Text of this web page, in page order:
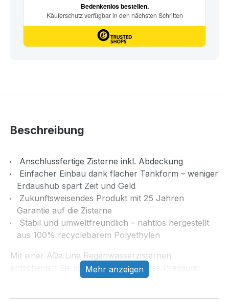
Beschreibung
Anschlussfertige Zisterne inkl. Abdeckung
Einfacher Einbau dank flacher Tankform – weniger
Erdaushub spart Zeit und Geld
Zukunftsweisendes Produkt mit 25 Jahren
Garantie auf die Zisterne
Stabil und umweltfreundlich – nahtlos hergestellt
aus 100% recyclebarem Polyethylen
Mit einer AQa.Line Regenwasserzisternen
entscheiden Sie sich für ein bewährtes Premium-
Produkt. Die optimierte Tankstatik und das
Mehr anzeigen